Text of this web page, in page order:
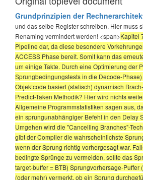
Grundprinzipien der
und das selbe Register schreiben. Hier muss
Renaming vermindert werden! <span>Kapitel
Pipeline dar, da diese besondere
ACCESS Phase bereit. Somit kann das
um einige Takte. Durch eine Optimierung der
Sprungbedingungstests in die Decode-
Objektcode basiert (statisch) dynamisch
Predict-Taken Methodik? Hier wird nichts
Allgemeine Programmstatistiken sagen aus,
ein sprungunabhängiger Befehl in den Delay
Umgehen wird die "Cancelling Branches"-
gibt der Compiler die wahrscheinlichste
wenn der Sprung richtig vorhergesagt war.
bedingte Sprünge zu vermeiden, sollte das
target-buffer = BTB) Sprungvorhersage-
(oder mehr) vermerkt, ob ein Sprung